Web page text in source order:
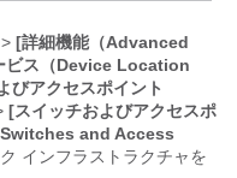
> [詳細機能（Advanced
ビス（Device Location
びアクセスポイント
[スイッチおよびアクセスポ
and Access
インフラストラクチャを